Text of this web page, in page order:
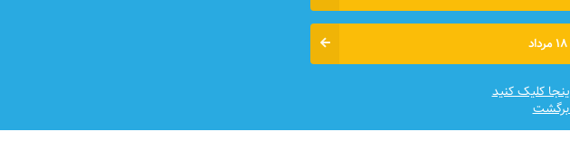
کلیک کنید